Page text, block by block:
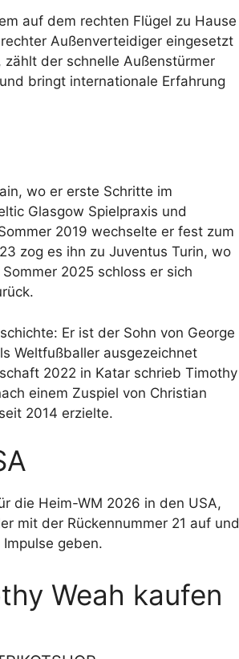
auf dem rechten Flügel zu Hause
Außenverteidiger eingesetzt
der schnelle Außenstürmer
bringt internationale Erfahrung
wo er erste Schritte im
Glasgow Spielpraxis und
2019 wechselte er fest zum
zog es ihn zu Juventus Turin, wo
2025 schloss er sich
Er ist der Sohn von George
Weltfußballer ausgezeichnet
2022 in Katar schrieb Timothy
einem Zuspiel von Christian
2014 erzielte.
die Heim-WM 2026 in den USA,
mit der Rückennummer 21 auf und
geben.
Weah kaufen